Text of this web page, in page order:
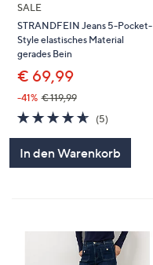
SALE
STRANDFEIN Jeans 5-Pocket-
Style elastisches Material
gerades Bein
€ 69,99
-41% € 119,99
4.6
von
5
(5)
In den Warenkorb